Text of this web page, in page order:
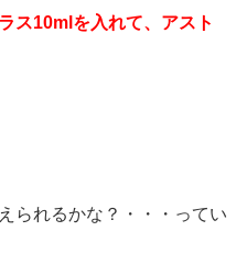
ス10mlを入れて、アスト
られるかな？・・・ってい